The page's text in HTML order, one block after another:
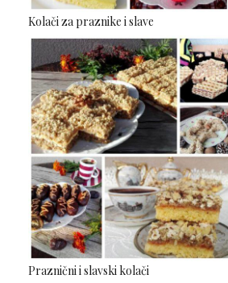
Kolači za praznike i slave
Praznični i slavski kolači